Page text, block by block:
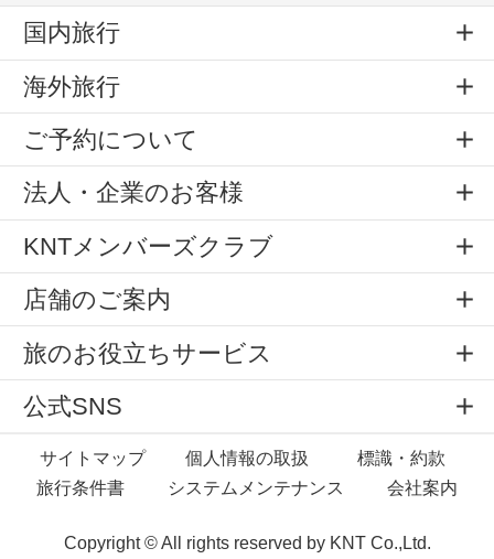
国内旅行
海外旅行
ご予約について
法人・企業のお客様
KNTメンバーズクラブ
店舗のご案内
旅のお役立ちサービス
公式SNS
サイトマップ 個人情報の取扱
標識・約款
旅行条件書
システムメンテナンス 会社案内
Copyright © All rights reserved by KNT Co.,Ltd.